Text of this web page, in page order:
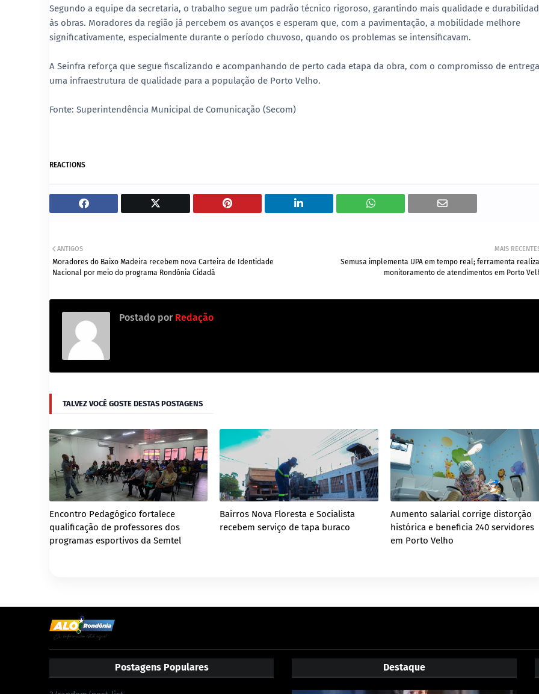
Segundo a equipe da secretaria, o trabalho segue um padrão técnico rigoroso, garantindo mais qualidade e
às obras. Moradores da região já percebem os avanços e esperam que, com a pavimentação, a mobilidade melhore
significativamente, especialmente durante o período chuvoso, quando os problemas se intensificavam.
A Seinfra reforça que segue fiscalizando e acompanhando de perto cada etapa da obra, com o compromisso de
uma infraestrutura de qualidade para a população de Porto Velho.
Fonte: Superintendência Municipal de Comunicação (Secom)
REACTIONS
MAIS
Semusa implementa UPA em tempo real; ferramenta
monitoramento de atendimentos em Porto
ANTIGOS
Moradores do Baixo Madeira recebem nova Carteira de Identidade
Nacional por meio do programa Rondônia Cidadã
Postado por Redação
TALVEZ VOCÊ GOSTE DESTAS POSTAGENS
Encontro Pedagógico fortalece
qualificação de professores dos
programas esportivos da Semtel
Bairros Nova Floresta e Socialista
recebem serviço de tapa buraco
Aumento salarial corrige distorção
histórica e beneficia 240 servidores
em Porto Velho
Postagens Populares Destaque